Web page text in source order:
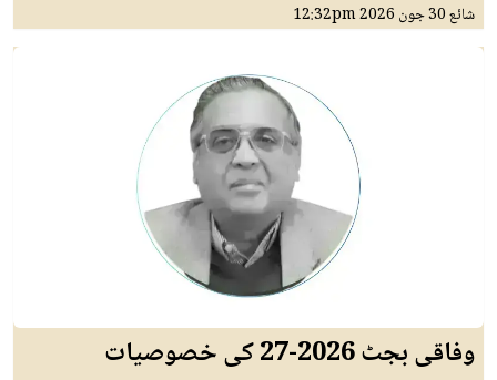
شائع30 جون 2026 12:32pm
وفاقی بجٹ 2026-27 کی خصوصیات